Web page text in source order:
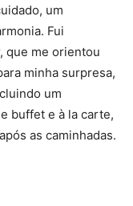
um
Fui
que me orientou
minha surpresa,
um
buffet e à la carte,
as caminhadas.